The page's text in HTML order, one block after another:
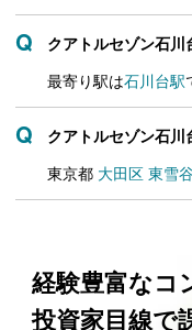
クアトルセゾン石川
最寄り駅は石川台駅
クアトルセゾン石川
東京都 大田区 東雪
経験豊富なコ
投資家目線で